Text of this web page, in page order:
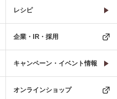
レシピ
企業・IR・採用
キャンペーン・イベント情報
オンラインショップ